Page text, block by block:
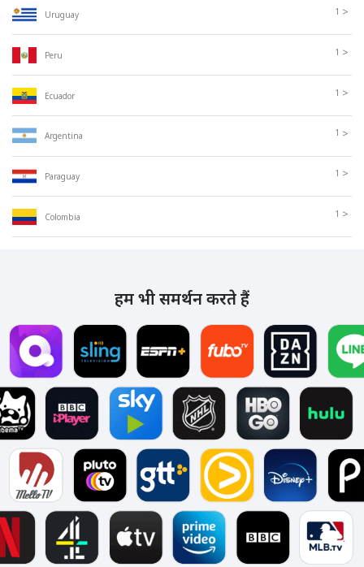
Uruguay 1 >
Peru 1 >
Ecuador 1 >
Argentina 1 >
Paraguay 1 >
Colombia 1 >
हम भी समर्थन करते हैं